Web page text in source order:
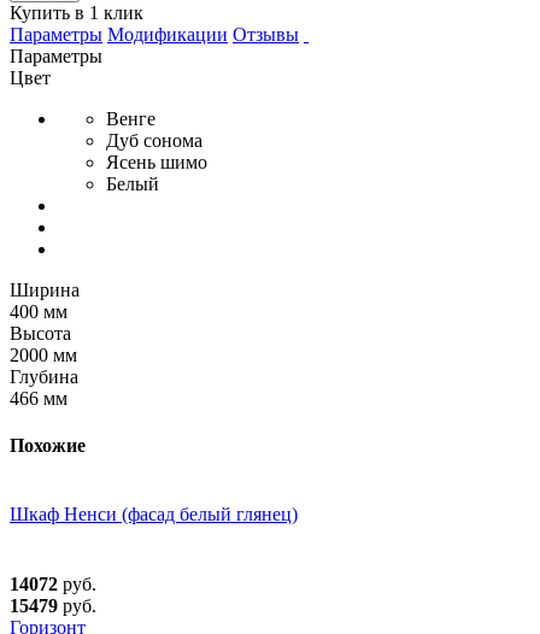
Купить в 1 клик
Параметры Модификации Отзывы
Параметры
Цвет
Венге
Дуб сонома
Ясень шимо
Белый
Ширина
400 мм
Высота
2000 мм
Глубина
466 мм
Похожие
Шкаф Ненси (фасад белый глянец)
14072 руб.
15479 руб.
Горизонт